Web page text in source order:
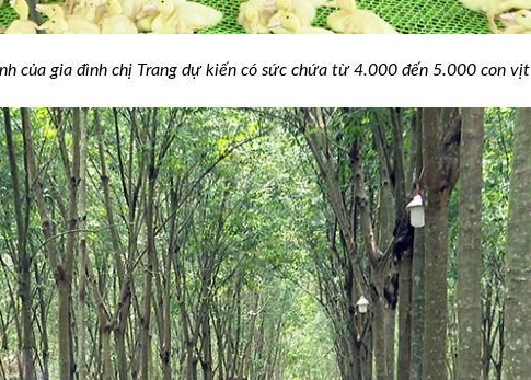
của gia đình chị Trang dự kiến có sức chứa từ 4.000 đến 5.000 con vịt